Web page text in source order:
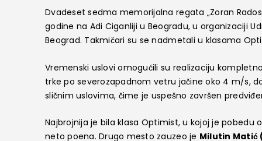
Dvadeset sedma memorijalna regata „Zoran
godine na Adi Ciganliji u Beogradu, u organizaciji
Beograd. Takmičari su se nadmetali u klasama
Vremenski uslovi omogućili su realizaciju
trke po severozapadnom vetru jačine oko 4 m/s,
sličnim uslovima, čime je uspešno završen
Najbrojnija je bila klasa Optimist, u kojoj je pobedu
neto poena. Drugo mesto zauzeo je Milutin Matić